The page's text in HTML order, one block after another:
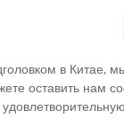
в Китае,
оставить